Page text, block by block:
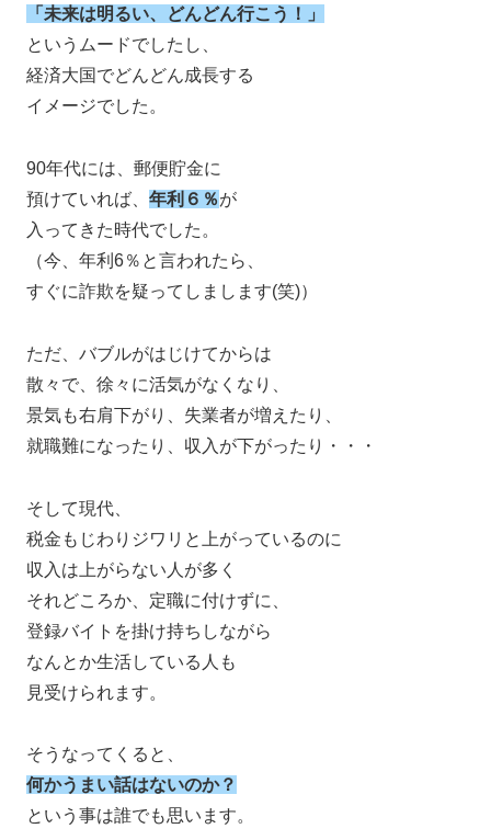
「未来は明るい、どんどん行こう！」
というムードでしたし、
経済大国でどんどん成長する
イメージでした。
90年代には、郵便貯金に
預けていれば、 年利６％が
入ってきた時代でした。
（今、年利6％と言われたら、
すぐに詐欺を疑ってしまします(笑)）
ただ、バブルがはじけてからは
散々で、徐々に活気がなくなり、
景気も右肩下がり、失業者が増えたり、
就職難になったり、収入が下がったり・・・
そして現代、
税金もじわりジワリと上がっているのに
収入は上がらない人が多く
それどころか、定職に付けずに、
登録バイトを掛け持ちしながら
なんとか生活している人も
見受けられます。
そうなってくると、
何かうまい話はないのか？
という事は誰でも思います。